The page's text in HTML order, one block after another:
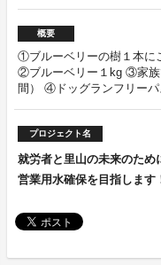
概要
①ブルーベリーの樹１本に
②ブルーベリー１kg ③家族
間） ④ドッグランフリーパ
プロジェクト名
就労者と里山の未来のた
営業用水確保を目指します